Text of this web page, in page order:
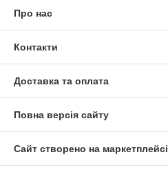
Про нас
Контакти
Доставка та оплата
Повна версія сайту
Сайт створено на маркетплейсі